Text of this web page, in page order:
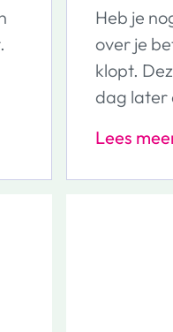
Heb je
over je
klopt.
dag later
De
Lees